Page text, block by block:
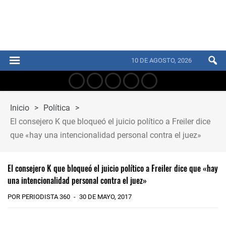
10 DE AGOSTO, 2026
Inicio > Política
>
El consejero K que bloqueó el juicio político a Freiler dice
que «hay una intencionalidad personal contra el juez»
El consejero K que bloqueó el juicio político a Freiler dice que «hay
una intencionalidad personal contra el juez»
POR PERIODISTA 360 30 DE MAYO, 2017